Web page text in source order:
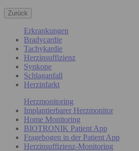
Zurück
Erkrankungen
Bradycardie
Tachykardie
Herzinsuffizienz
Synkope
Schlaganfall
Herzinfarkt
Herzmonitoring
Implantierbarer Herzmonitor
Home Monitoring
BIOTRONIK Patient App
Fragebogen in der Patient App
Herzinsuffizienz-Monitoring